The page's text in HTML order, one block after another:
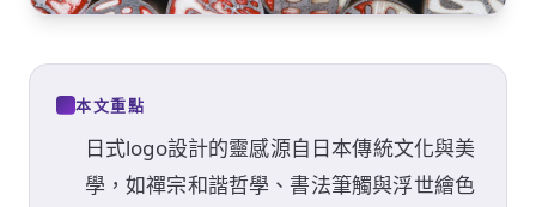
本文重點
日式logo設計的靈感源自日本傳統文化與美
學，如禪宗和諧哲學、書法筆觸與浮世繪色